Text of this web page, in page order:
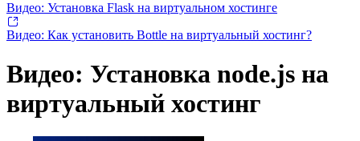
Видео: Установка Flask на виртуальном хостинге
Видео: Как установить Bottle на виртуальный хостинг?
Видео: Установка node.js на
виртуальный хостинг